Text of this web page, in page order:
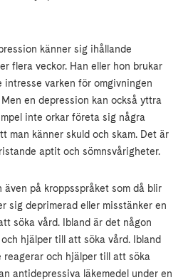
känner sig ihållande
flera veckor. Han eller hon brukar
intresse varken för omgivningen
en depression kan också yttra
inte orkar företa sig några
man känner skuld och skam. Det är
aptit och sömnsvårigheter.
även på kroppsspråket som då blir
sig deprimerad eller misstänker en
söka vård. Ibland är det någon
hjälper till att söka vård. Ibland
reagerar och hjälper till att söka
antidepressiva läkemedel under en